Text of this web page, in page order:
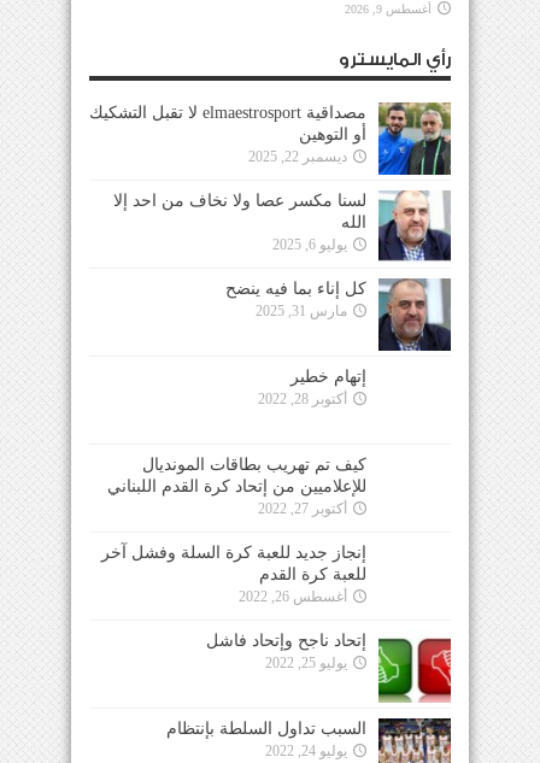
أغسطس 9, 2026
رأي المايسترو
مصداقية elmaestrosport لا تقبل التشكيك
أو التوهين
ديسمبر 22, 2025
لسنا مكسر عصا ولا نخاف من احد إلا
الله
يوليو 6, 2025
كل إناء بما فيه ينضح
مارس 31, 2025
إتهام خطير
أكتوبر 28, 2022
كيف تم تهريب بطاقات المونديال
للإعلاميين من إتحاد كرة القدم اللبناني
أكتوبر 27, 2022
إنجاز جديد للعبة كرة السلة وفشل آخر
للعبة كرة القدم
أغسطس 26, 2022
إتحاد ناجح وإتحاد فاشل
يوليو 25, 2022
السبب تداول السلطة بإنتظام
يوليو 24, 2022